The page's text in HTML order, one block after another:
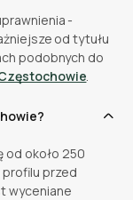
-
od tytułu
podobnych do
.
od około 250
profilu przed
wyceniane